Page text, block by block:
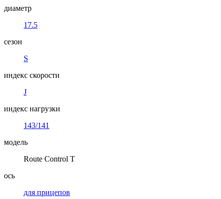
диаметр
17.5
сезон
S
индекс скорости
J
индекс нагрузки
143/141
модель
Route Control T
ось
для прицепов